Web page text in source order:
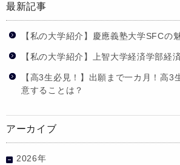
最新記事
【私の大学紹介】慶應義塾大学SFCの
【私の大学紹介】上智大学経済学部経
【高3生必見！】出願まで一カ月！高3
意することは？
アーカイブ
2026年